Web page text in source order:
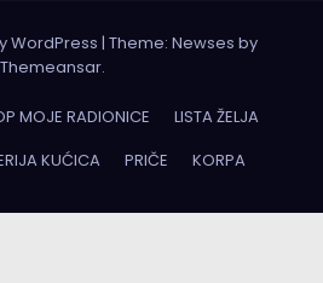
WordPress | Theme: Newses by
Themeansar.
MOJE RADIONICE
LISTA ŽELJA
KUĆICA PRIČE KORPA